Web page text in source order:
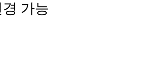
가능